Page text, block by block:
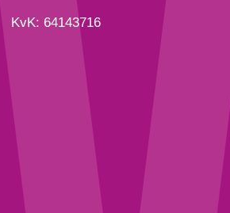
KvK: 64143716